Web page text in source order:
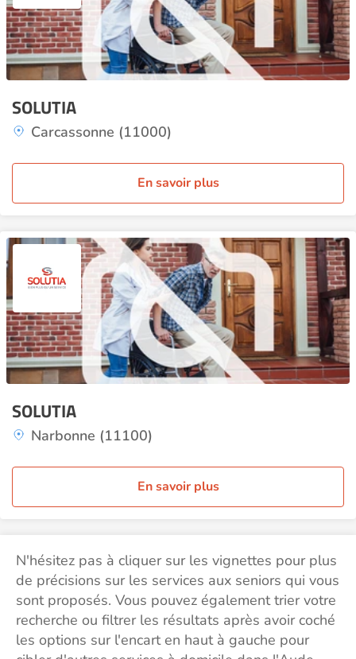
SOLUTIA
Carcassonne (11000)
En savoir plus
SOLUTIA
Narbonne (11100)
En savoir plus
N'hésitez pas à cliquer sur les vignettes pour plus
de précisions sur les services aux seniors qui vous
sont proposés. Vous pouvez également trier votre
recherche ou filtrer les résultats après avoir coché
les options sur l'encart en haut à gauche pour